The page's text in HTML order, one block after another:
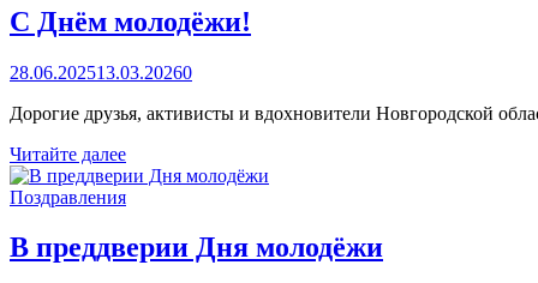
Молодёжного
совета
С Днём молодёжи!
28.06.202513.03.20260
Дорогие друзья, активисты и вдохновители Новгородской
С
Днём
молодёжи!
Читайте далее
Поздравления
В преддверии Дня молодёжи